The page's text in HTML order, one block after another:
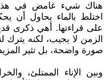
هناك شيء غامض في هذه
اختلط بالماء يحاول أن
على قراءتها. أهي ذكرى
الزمن لا يجيب، لكنه يترك
صورة واضحة، بل تثير
وبين الإناء الممتلئ،